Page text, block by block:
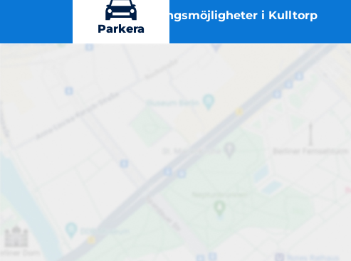
Flera parkeringsmöjligheter i Kulltorp
Parkera